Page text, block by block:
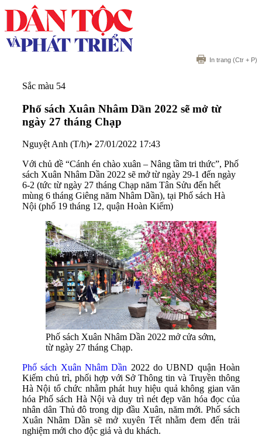
In trang (Ctr + P)
Sắc màu 54
Phố sách Xuân Nhâm Dần 2022 sẽ mở từ
ngày 27 tháng Chạp
Nguyệt Anh (T/h)• 27/01/2022 17:43
Với chủ đề “Cánh én chào xuân – Nâng tầm tri thức”, Phố
sách Xuân Nhâm Dần 2022 sẽ mở từ ngày 29-1 đến ngày
6-2 (tức từ ngày 27 tháng Chạp năm Tân Sửu đến hết
mùng 6 tháng Giêng năm Nhâm Dần), tại Phố sách Hà
Nội (phố 19 tháng 12, quận Hoàn Kiếm)
Phố sách Xuân Nhâm Dần 2022 mở cửa sớm,
từ ngày 27 tháng Chạp.
Phố sách Xuân Nhâm Dần 2022 do UBND quận Hoàn
Kiếm chủ trì, phối hợp với Sở Thông tin và Truyền thông
Hà Nội tổ chức nhằm phát huy hiệu quả không gian văn
hóa Phố sách Hà Nội và duy trì nét đẹp văn hóa đọc của
nhân dân Thủ đô trong dịp đầu Xuân, năm mới. Phố sách
Xuân Nhâm Dần sẽ mở xuyên Tết nhằm đem đến trải
nghiệm mới cho độc giả và du khách.